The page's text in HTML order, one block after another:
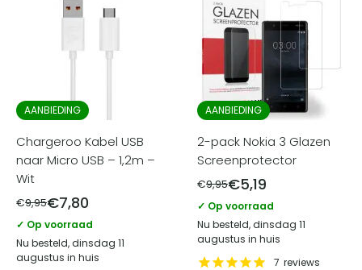
AANBIEDING
Chargeroo Kabel USB
naar Micro USB – 1,2m –
Wit
€9,95€7,80
✓ Op voorraad
Nu besteld, dinsdag 11
augustus in huis
AANBIEDING
2-pack Nokia 3 Glazen
Screenprotector
€9,95€5,19
✓ Op voorraad
Nu besteld, dinsdag 11
augustus in huis
7 reviews